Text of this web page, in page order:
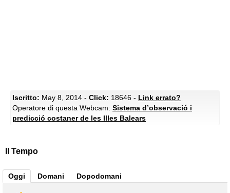
Iscritto: May 8, 2014 - Click: 18646 - Link errato?
Operatore di questa Webcam: Sistema d’observació i
predicció costaner de les Illes Balears
Il Tempo
Oggi Domani Dopodomani